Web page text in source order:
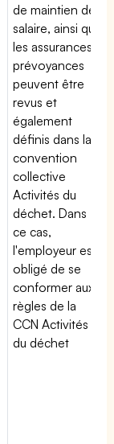
de maintien de
salaire, ainsi que
les assurances
prévoyances
peuvent être
revus et
également
définis dans la
convention
collective
Activités du
déchet. Dans
ce cas,
l'employeur est
obligé de se
conformer aux
règles de la
CCN Activités
du déchet